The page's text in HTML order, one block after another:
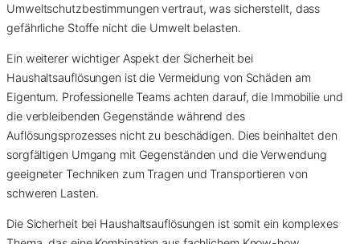
Umweltschutzbestimmungen vertraut, was sicherstellt, dass
gefährliche Stoffe nicht die Umwelt belasten.
Ein weiterer wichtiger Aspekt der Sicherheit bei
Haushaltsauflösungen ist die Vermeidung von Schäden am
Eigentum. Professionelle Teams achten darauf, die Immobilie und
die verbleibenden Gegenstände während des
Auflösungsprozesses nicht zu beschädigen. Dies beinhaltet den
sorgfältigen Umgang mit Gegenständen und die Verwendung
geeigneter Techniken zum Tragen und Transportieren von
schweren Lasten.
Die Sicherheit bei Haushaltsauflösungen ist somit ein komplexes